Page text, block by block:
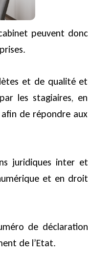
peuvent donc
et de qualité et
les stagiaires, en
de répondre aux
juridiques inter et
et en droit
de déclaration
de l’Etat.